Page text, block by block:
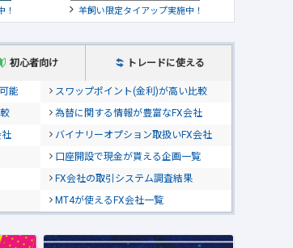
！ 羊飼い限定タイアップ実施中！
初心者向け トレードに使える
能
スワップポイント(金利)が高い比較
為替に関する情報が豊富なFX会社
社
バイナリーオプション取扱いFX会社
口座開設で現金が貰える企画一覧
FX会社の取引システム調査結果
MT4が使えるFX会社一覧